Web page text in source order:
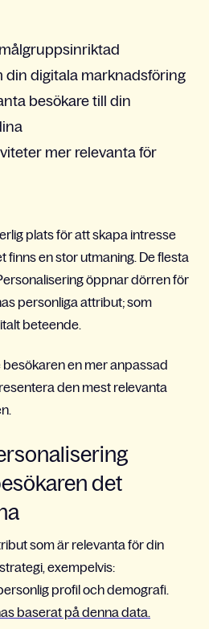
din digitala marknadsföring
besökare till din
mer relevanta för
plats för att skapa intresse
finns en stor utmaning. De flesta
öppnar dörren för
personliga attribut; som
beteende.
en mer anpassad
den mest relevanta
det
som är relevanta för din
exempelvis:
profil och demografi.
baserat på denna data.